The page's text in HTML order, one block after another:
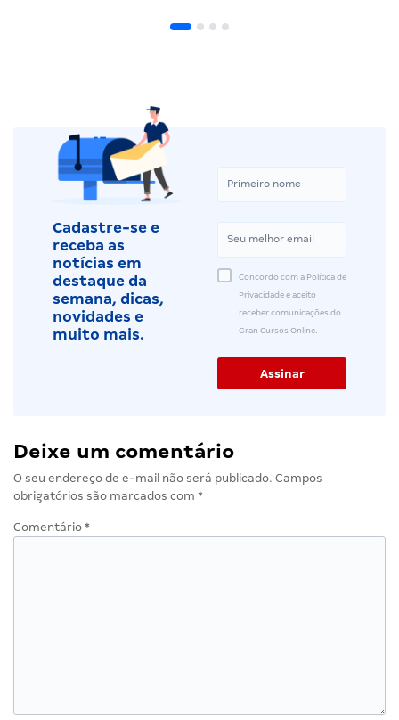
Cadastre-se e
receba as
notícias em
destaque da
semana, dicas,
novidades e
muito mais.
Concordo com a Política de
Privacidade e aceito
receber comunicações do
Gran Cursos Online.
Deixe um comentário
O seu endereço de e-mail não será publicado. Campos
obrigatórios são marcados com *
Comentário *